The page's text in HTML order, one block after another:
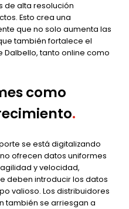
de alta resolución
Esto crea una
que no solo aumenta las
también fortalece el
tanto online como
como
.
se está digitalizando
ofrecen datos uniformes
y velocidad,
deben introducir los datos
valioso. Los distribuidores
también se arriesgan a